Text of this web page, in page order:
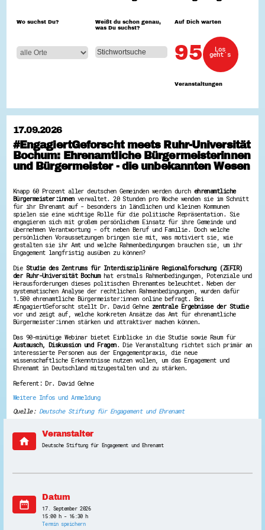
Zeig uns dein Ehrenamt
Wettbewerb | Trikotwettbewerb
Wettbewerb | 80 Jahre Hessen - Engagement
Ausgezeichnete Projekte
Engagement-Lotsen
Crowdfunding - Viele schaffen mehr
Förderprogramme
Hessen engagiert - Digitale Themenabende
Kompetenznachweis Hessen
Zeugnisbeiblatt
Service-Learning
Mach dich schlau
GEMA-Pakt
Di@-Lotsen in Hessen
Energiepreiskrise und Ehrenamt
Flüchtlingshilfe + Integration
Generationsübergreifend aktiv
Patenschaftsprojekte
Qualifizierung & Fortbildung
Stiftungen
Versicherungsschutz
Wissenswertes rund um dein Ehrenamt
Zahlen, Daten, Fakten aus Hessen
Suche
Downloads
Kontakt
Erklärung zur Barrierefreiheit
Barriere melden
Wo suchst Du?
Weißt du schon genau,
was Du suchst?
Auf Dich warten
95
Veranstaltungen
Los
geht´s
17.09.2026
#EngagiertGeforscht meets Ruhr-Universität
Bochum: Ehrenamtliche Bürgermeisterinnen
und Bürgermeister - die unbekannten Wesen
Knapp 60 Prozent aller deutschen Gemeinden werden durch ehrenamtliche
Bürgermeister:innenverwaltet. 20 Stunden pro Woche wenden sie im Schnitt
für ihr Ehrenamt auf - besonders in ländlichen und kleinen Kommunen
spielen sie eine wichtige Rolle für die politische Repräsentation. Sie
engagieren sich mit großem persönlichem Einsatz für ihre Gemeinde und
übernehmen Verantwortung - oft neben Beruf und Familie. Doch welche
persönlichen Voraussetzungen bringen sie mit, was motiviert sie, wie
gestalten sie ihr Amt und welche Rahmenbedingungen brauchen sie, um ihr
Engagement langfristig ausüben zu können?
Die Studie des Zentrums für Interdisziplinäre Regionalforschung (ZEFIR)
der Ruhr-Universität Bochumhat erstmals Rahmenbedingungen, Potenziale und
Herausforderungen dieses politischen Ehrenamtes beleuchtet. Neben der
systematischen Analyse der rechtlichen Rahmenbedingungen, wurden dafür
1.500 ehrenamtliche Bürgermeister:innen online befragt. Bei
#EngagiertGeforscht stellt Dr. David Gehne zentrale Ergebnisse der Studie
vor und zeigt auf, welche konkreten Ansätze das Amt für ehrenamtliche
Bürgermeister:innen stärken und attraktiver machen können.
Das 90-minütige Webinar bietet Einblicke in die Studie sowie Raum für
Austausch, Diskussion und Fragen. Die Veranstaltung richtet sich primär an
interessierte Personen aus der Engagementpraxis, die neue
wissenschaftliche Erkenntnisse nutzen wollen, um das Engagement und
Ehrenamt in Deutschland mitzugestalten und zu stärken.
Referent: Dr. David Gehne
Weitere Infos und Anmeldung
Quelle: Deutsche Stiftung für Engagement und Ehrenamt
home
Veranstalter
Deutsche Stiftung für Engagement und Ehrenamt
date_range
Datum
17. September 2026
15:00 h - 16:30 h
Termin speichern